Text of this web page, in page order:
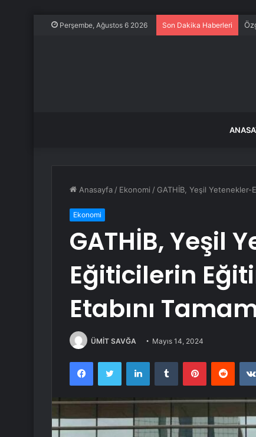
Perşembe, Ağustos 6 2026 Son Dakika Haberleri
Anasayfa / Ekonomi / GATHİB, Yeşil Yetenekler-
Ekonomi
GATHİB, Yeşil
Eğiticilerin
Etabını
ÜMİT SAVĞA Mayıs 14, 2024
FacebookTwitter LinkedInTumblr Pinterest